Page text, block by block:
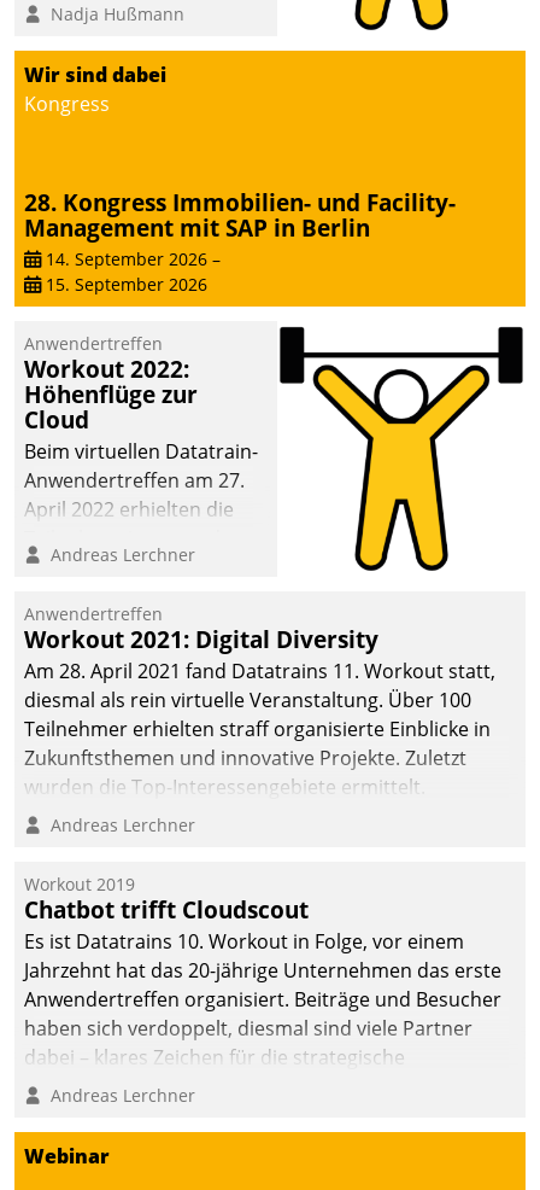
methodisch
Vernetzungsideen fürs
Quartier. Dazwischen
zeigte Datatrain, was es
Nadja Hußmann
Wir sind dabei
Kongress
28. Kongress Immobilien- und Facility-
Management mit SAP in Berlin
14. September 2026 –
15. September 2026
Anwendertreffen
Workout 2022:
Höhenflüge zur
Cloud
Beim virtuellen Datatrain-
Anwendertreffen am 27.
April 2022 erhielten die
Teilnehmer kurzweilige
Cloud-Strategien und -
Lösungen mit hohem
Zukunftspotenzial.
Andreas Lerchner
Anwendertreffen
Workout 2021: Digital Diversity
Am 28. April 2021 fand Datatrains 11. Workout statt,
diesmal als rein virtuelle Veranstaltung. Über 100
Teilnehmer erhielten straff organisierte Einblicke in
Zukunftsthemen und innovative Projekte. Zuletzt
wurden die Top-Interessengebiete ermittelt.
Andreas Lerchner
Workout 2019
Chatbot trifft Cloudscout
Es ist Datatrains 10. Workout in Folge, vor einem
Jahrzehnt hat das 20-jährige Unternehmen das erste
Anwendertreffen organisiert. Beiträge und Besucher
haben sich verdoppelt, diesmal sind viele Partner
dabei – klares Zeichen für die strategische
Fokussierung auf den Kunden.
Andreas Lerchner
Webinar